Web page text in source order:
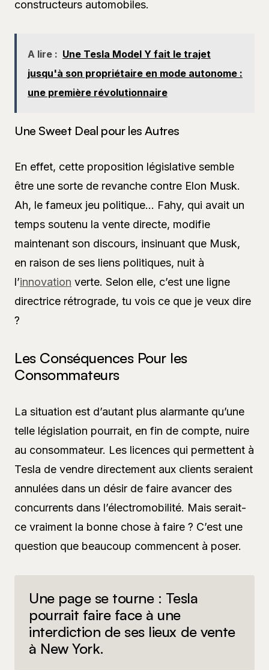
constructeurs automobiles.
A lire : Une Tesla Model Y fait le trajet
jusqu'à son propriétaire en mode autonome :
une première révolutionnaire
Une Sweet Deal pour les Autres
En effet, cette proposition législative semble
être une sorte de revanche contre Elon Musk.
Ah, le fameux jeu politique… Fahy, qui avait un
temps soutenu la vente directe, modifie
maintenant son discours, insinuant que Musk,
en raison de ses liens politiques, nuit à
l’innovation verte. Selon elle, c’est une ligne
directrice rétrograde, tu vois ce que je veux dire
?
Les Conséquences Pour les
Consommateurs
La situation est d’autant plus alarmante qu’une
telle législation pourrait, en fin de compte, nuire
au consommateur. Les licences qui permettent à
Tesla de vendre directement aux clients seraient
annulées dans un désir de faire avancer des
concurrents dans l’électromobilité. Mais serait-
ce vraiment la bonne chose à faire ? C’est une
question que beaucoup commencent à poser.
Une page se tourne : Tesla
pourrait faire face à une
interdiction de ses lieux de vente
à New York.